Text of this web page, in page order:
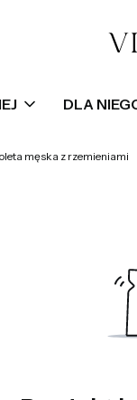
DLA
męska z rzemieniami